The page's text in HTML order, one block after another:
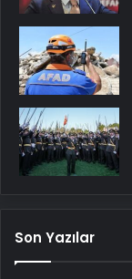
Son Yazılar